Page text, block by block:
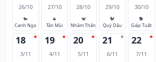
26/10
🐎
Canh Ngọ
27/10
🐐
Tân Mùi
28/10
🐒
Nhâm Thân
29/10
🐓
Quý Dậu
30/10
🐕
Giáp Tuất
18
3/11
19
4/11
20
5/11
21
6/11
22
7/11